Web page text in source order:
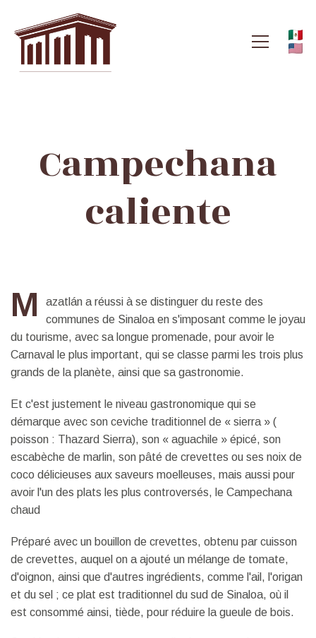
chaud
Campechana
caliente
M
azatlán a réussi à se distinguer du reste des
communes de Sinaloa en s'imposant comme le joyau
du tourisme, avec sa longue promenade, pour avoir le
Carnaval le plus important, qui se classe parmi les trois plus
grands de la planète, ainsi que sa gastronomie.
Et c'est justement le niveau gastronomique qui se
démarque avec son ceviche traditionnel de « sierra » (
poisson : Thazard Sierra), son « aguachile » épicé, son
escabèche de marlin, son pâté de crevettes ou ses noix de
coco délicieuses aux saveurs moelleuses, mais aussi pour
avoir l'un des plats les plus controversés, le Campechana
chaud
Préparé avec un bouillon de crevettes, obtenu par cuisson
de crevettes, auquel on a ajouté un mélange de tomate,
d'oignon, ainsi que d'autres ingrédients, comme l'ail, l'origan
et du sel ; ce plat est traditionnel du sud de Sinaloa, où il
est consommé ainsi, tiède, pour réduire la gueule de bois.